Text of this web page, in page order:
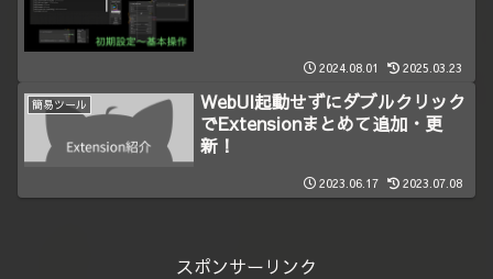
2024.08.01 2025.03.23
簡易ツール
WebUI起動せずにダブルクリック
でExtensionまとめて追加・更
新！
2023.06.17 2023.07.08
スポンサーリンク